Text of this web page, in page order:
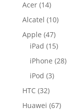
Acer (14)
Alcatel (10)
Apple (47)
iPad (15)
iPhone (28)
iPod (3)
HTC (32)
Huawei (67)